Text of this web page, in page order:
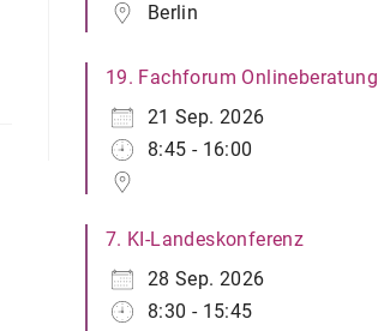
Berlin
19. Fachforum Onlineberatung
21 Sep. 2026
8:45 - 16:00
7. KI-Landeskonferenz
28 Sep. 2026
8:30 - 15:45